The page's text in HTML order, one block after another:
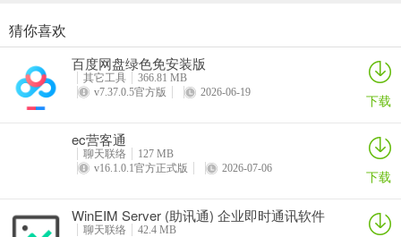
旺信(阿里旺旺手机版)
详情
阿里旺旺买家版
详情
阿里旺旺Win8版
阿里旺旺卖家版官方下载
猜你喜欢
百度网盘绿色免安装版
其它工具
366.81 MB
v7.37.0.5官方版
2026-06-19 下载
ec营客通
聊天联络
127 MB
v16.1.0.1官方正式版
2026-07-06 下载
WinEIM Server (助讯通) 企业即时通讯软件
聊天联络
42.4 MB